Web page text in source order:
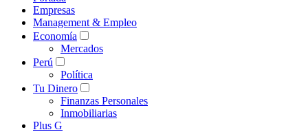
Empresas
Management & Empleo
Economía
Mercados
Perú
Política
Tu Dinero
Finanzas Personales
Inmobiliarias
Plus G